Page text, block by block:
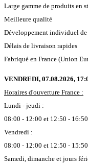
Large gamme de produits en
Meilleure qualité
Développement individuel
Délais de livraison rapides
Fabriqué en France (Union
VENDREDI, 07.08.2026,
Horaires d'ouverture France :
Lundi - jeudi :
08:00 - 12:00 et 12:50 - 16:50
Vendredi :
08:00 - 12:00 et 12:50 - 15:50
Samedi, dimanche et jours